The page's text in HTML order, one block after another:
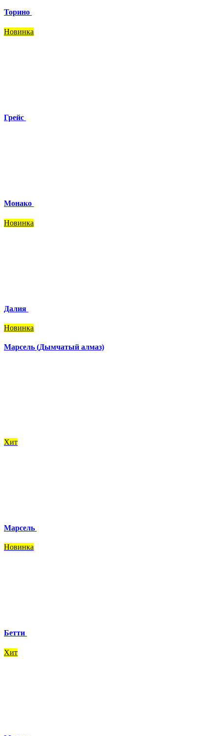
Торино
Новинка
Грейс
Монако
Новинка
Далия
Новинка
Марсель (Дымчатый алмаз)
Хит
Марсель
Новинка
Бетти
Хит